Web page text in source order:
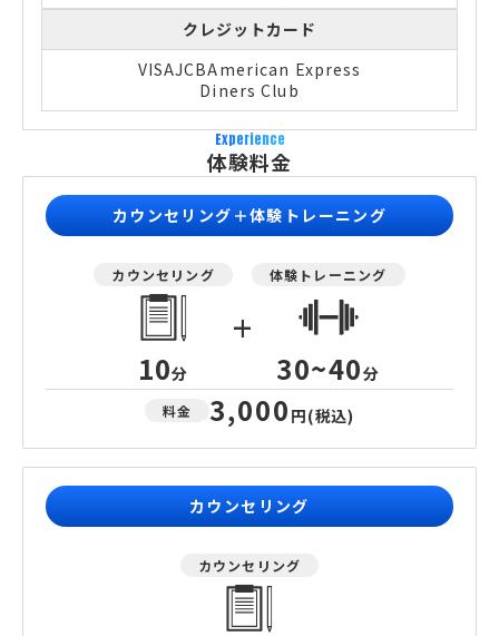
クレジットカード
VISAJCBAmerican Express
Diners Club
Experience
体験料金
カウンセリング＋体験トレーニング
カウンセリング
10分
+
体験トレーニング
30~40分
料金 3,000 円(税込)
カウンセリング
カウンセリング